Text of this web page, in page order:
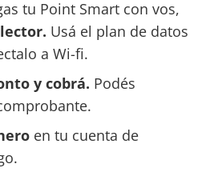
tu Point Smart con vos,
Usá el plan de datos
a Wi-fi.
y cobrá. Podés
en tu cuenta de